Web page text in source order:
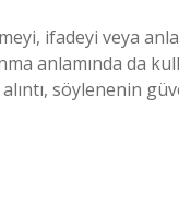
ifadeyi veya
anlamında da
söylenenin